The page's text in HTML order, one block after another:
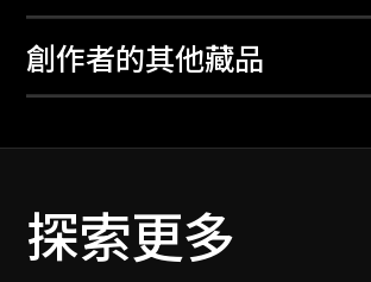
創作者的其他藏品
探索更多